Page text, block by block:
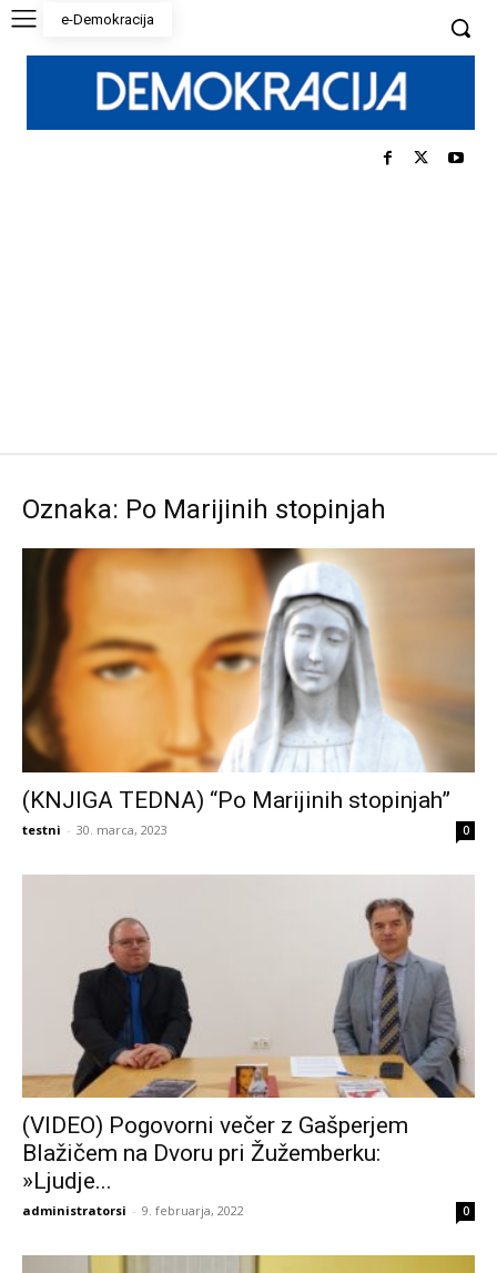
e-Demokracija
Oznaka: Po Marijinih stopinjah
(KNJIGA TEDNA) “Po Marijinih stopinjah”
testni - 30. marca, 2023 0
(VIDEO) Pogovorni večer z Gašperjem
Blažičem na Dvoru pri Žužemberku:
»Ljudje...
administratorsi - 9. februarja, 2022 0